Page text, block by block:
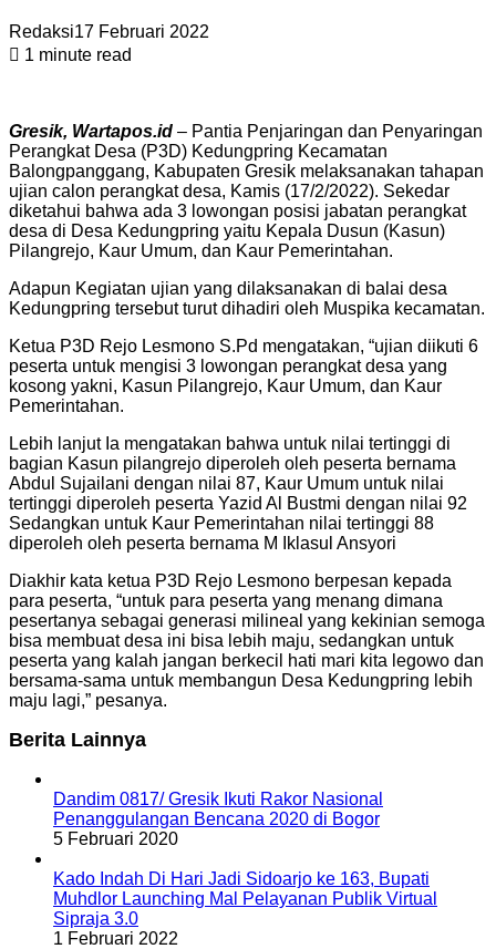
Redaksi17 Februari 2022
1 minute read
Gresik, Wartapos.id – Pantia Penjaringan dan Penyaringan
Perangkat Desa (P3D) Kedungpring Kecamatan
Balongpanggang, Kabupaten Gresik melaksanakan tahapan
ujian calon perangkat desa, Kamis (17/2/2022). Sekedar
diketahui bahwa ada 3 lowongan posisi jabatan perangkat
desa di Desa Kedungpring yaitu Kepala Dusun (Kasun)
Pilangrejo, Kaur Umum, dan Kaur Pemerintahan.
Adapun Kegiatan ujian yang dilaksanakan di balai desa
Kedungpring tersebut turut dihadiri oleh Muspika kecamatan.
Ketua P3D Rejo Lesmono S.Pd mengatakan, “ujian diikuti 6
peserta untuk mengisi 3 lowongan perangkat desa yang
kosong yakni, Kasun Pilangrejo, Kaur Umum, dan Kaur
Pemerintahan.
Lebih lanjut Ia mengatakan bahwa untuk nilai tertinggi di
bagian Kasun pilangrejo diperoleh oleh peserta bernama
Abdul Sujailani dengan nilai 87, Kaur Umum untuk nilai
tertinggi diperoleh peserta Yazid Al Bustmi dengan nilai 92
Sedangkan untuk Kaur Pemerintahan nilai tertinggi 88
diperoleh oleh peserta bernama M Iklasul Ansyori
Diakhir kata ketua P3D Rejo Lesmono berpesan kepada
para peserta, “untuk para peserta yang menang dimana
pesertanya sebagai generasi milineal yang kekinian semoga
bisa membuat desa ini bisa lebih maju, sedangkan untuk
peserta yang kalah jangan berkecil hati mari kita legowo dan
bersama-sama untuk membangun Desa Kedungpring lebih
maju lagi,” pesanya.
Berita Lainnya
Dandim 0817/ Gresik Ikuti Rakor Nasional
Penanggulangan Bencana 2020 di Bogor
5 Februari 2020
Kado Indah Di Hari Jadi Sidoarjo ke 163, Bupati
Muhdlor Launching Mal Pelayanan Publik Virtual
Sipraja 3.0
1 Februari 2022